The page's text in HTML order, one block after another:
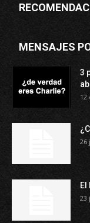
MENSAJES
3
12
26
El
23